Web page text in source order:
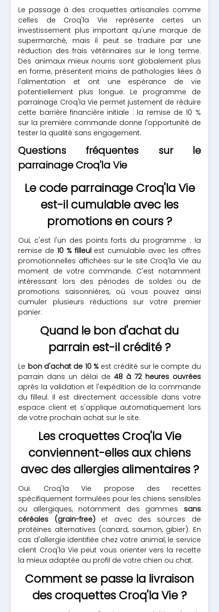
Le passage à des croquettes artisanales comme
celles de Croq'la Vie représente certes un
investissement plus important qu'une marque de
supermarché, mais il peut se traduire par une
réduction des frais vétérinaires sur le long terme.
Des animaux mieux nourris sont globalement plus
en forme, présentent moins de pathologies liées à
l'alimentation et ont une espérance de vie
potentiellement plus longue. Le programme de
parrainage Croq'la Vie permet justement de réduire
cette barrière financière initiale : la remise de 10 %
sur la première commande donne l'opportunité de
tester la qualité sans engagement.
Questions fréquentes sur le
parrainage Croq'la Vie
Le code parrainage Croq'la Vie
est-il cumulable avec les
promotions en cours ?
Oui, c'est l'un des points forts du programme : la
remise de10 % filleulest cumulable avec les offres
promotionnelles affichées sur le site Croq'la Vie au
moment de votre commande. C'est notamment
intéressant lors des périodes de soldes ou de
promotions saisonnières, où vous pouvez ainsi
cumuler plusieurs réductions sur votre premier
panier.
Quand le bon d'achat du
parrain est-il crédité ?
Le bon d'achat de 10 %est crédité sur le compte du
parrain dans un délai de 48 à 72 heures ouvrées
après la validation et l'expédition de la commande
du filleul. Il est directement accessible dans votre
espace client et s'applique automatiquement lors
de votre prochain achat sur le site.
Les croquettes Croq'la Vie
conviennent-elles aux chiens
avec des allergies alimentaires ?
Oui. Croq'la Vie propose des recettes
spécifiquement formulées pour les chiens sensibles
ou allergiques, notamment des gammes sans
céréales (grain-free)et avec des sources de
protéines alternatives (canard, saumon, gibier). En
cas d'allergie identifiée chez votre animal, le service
client Croq'la Vie peut vous orienter vers la recette
la mieux adaptée au profil de votre chien ou chat.
Comment se passe la livraison
des croquettes Croq'la Vie ?